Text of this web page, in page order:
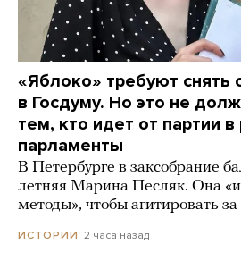
«Яблоко» требуют снять
в Госдуму. Но это не
тем, кто идет от партии
парламенты
В Петербурге в заксобрание
летняя Марина Песляк. Она
методы», чтобы агитировать
ИСТОРИИ 2 часа назад